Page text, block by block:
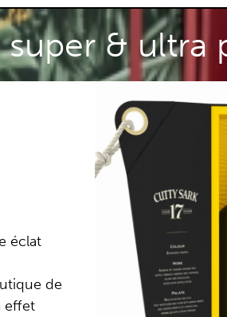
& ultra
éclat
de
effet